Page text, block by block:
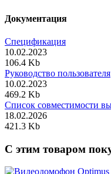
Документация
Спецификация
10.02.2023
106.4 Kb
Руководство пользователя
10.02.2023
469.2 Kb
Список совместимости
18.02.2026
421.3 Kb
C этим товаром